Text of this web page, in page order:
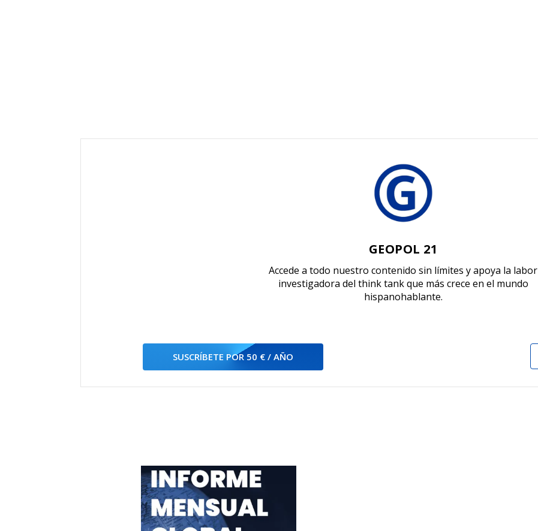
GEOPOL 21
Accede a todo nuestro contenido sin límites y apoya la labor
investigadora del think tank que más crece en el mundo
hispanohablante.
SUSCRÍBETE POR 50 € / AÑO